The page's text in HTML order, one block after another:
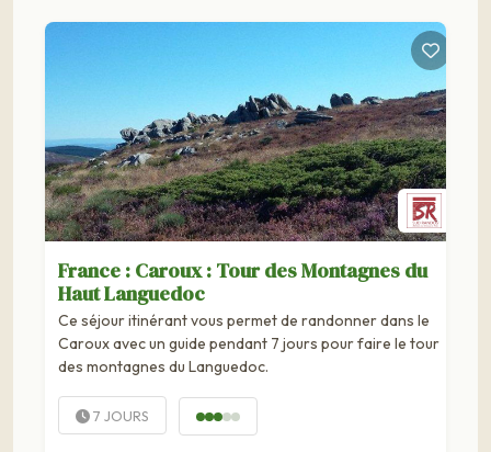
France : Caroux : Tour des Montagnes du
Haut Languedoc
Ce séjour itinérant vous permet de randonner dans le
Caroux avec un guide pendant 7 jours pour faire le tour
des montagnes du Languedoc.
7 JOURS